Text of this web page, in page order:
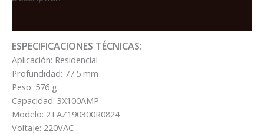
CURVA
C
quantity
ESPECIFICACIONES TÉCNICAS:
Aplicación: Residencial
Profundidad: 77.5 mm
Peso: 576 g
Capacidad: 3X100AMP
Modelo: 2TAZ190300R0824
Voltaje: 220VAC